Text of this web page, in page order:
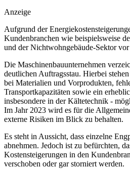
Anzeige
Aufgrund der
Kundenbranchen wie beispielsweise
und der Nichtwohngebäude-Sektor
Die Maschinenbauunternehmen
deutlichen Auftragsstau. Hierbei
bei Materialien und Vorprodukten,
Transportkapazitäten sowie ein
insbesondere in der Kältetechnik -
Im Jahr 2023 wird es für die
externe Risiken im Blick zu behalten.
Es steht in Aussicht, dass einzelne
abnehmen. Jedoch ist zu befürchten,
Kostensteigerungen in den
verschoben oder gar storniert werden.